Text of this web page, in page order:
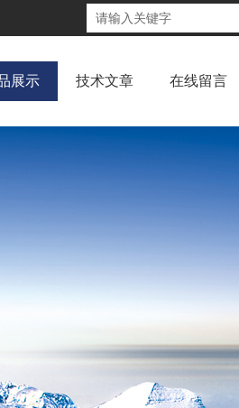
展示 技术文章 在线留言